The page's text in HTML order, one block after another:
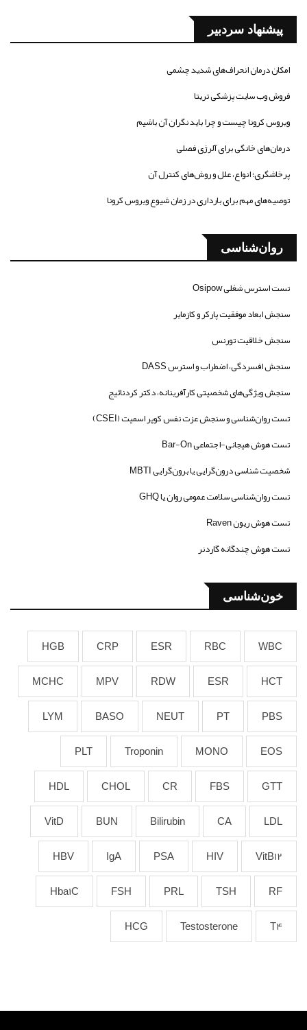
پیشنهاد سردبیر
امکان درمان انحراف‌های شدید چشمی
فروش وب سایت پزشکی تریتا
ویروس کرونا چیست و چرا باید نگران آن باشیم
درمان‌های خانگی برای آلرژی فصلی
پرخاشگری؛ انواع، علل و روش‌های کنترل آن
توصیه‌های مهم برای بارداری در زمان شیوع ویروس کرونا
روان‌شناسی
تست استرس شغلی Osipow
سنجش ابعاد موفقیت پارکر و کازمایر
سنجش خلاقیت تورنس
سنجش افسردگی، اضطراب و استرس DASS
سنجش ویژگی‌های شخصیتی کارآفرینانه، دکتر کردنائیج
تست روان‌شناسی و سنجش عزت نفس کوپر اسمیت (CSEI)
تست هوش هیجانی-اجتماعی Bar-On
شخصیت شناسی درون‌گرایی یا برون‌گرایی MBTI
تست روان‌شناسی سلامت عمومی روان یا GHQ
تست هوش ریون Raven
تست هوش چندگانه گاردنر
خون‌شناسی
WBC
RBC
ESR
CRP
HGB
HCT
ESR
RDW
MPV
MCHC
PBS
PT
NEUT
BASO
LYM
EOS
MONO
Troponin
PLT
GTT
FBS
CR
CHOL
HDL
LDL
CA
Bilirubin
BUN
VitD
VitB12
HIV
PSA
IgA
HBV
RF
TSH
PRL
FSH
Hba1C
T4
Testosterone
HCG